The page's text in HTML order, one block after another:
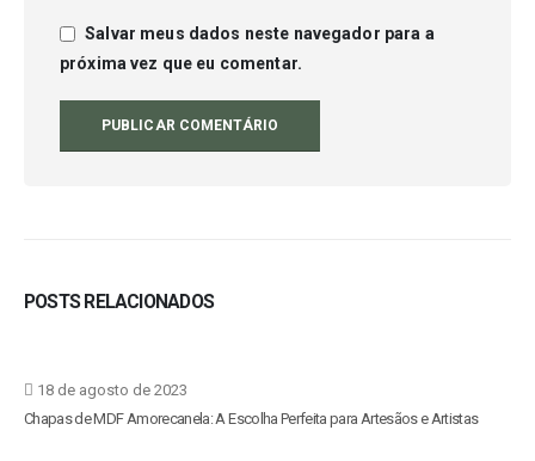
Salvar meus dados neste navegador para a
próxima vez que eu comentar.
POSTS RELACIONADOS
18 de agosto de 2023
Chapas de MDF Amorecanela: A Escolha Perfeita para Artesãos e Artistas